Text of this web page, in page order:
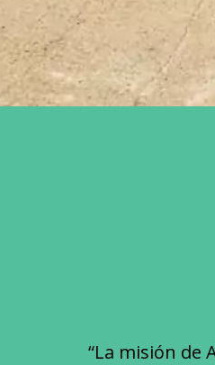
“La misión de